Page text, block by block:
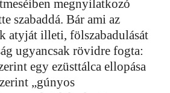
megnyilatkozó
szabaddá. Bár ami az
atyját illeti, fölszabadulását
ugyancsak rövidre fogta:
egy ezüsttálca ellopása
„gúnyos